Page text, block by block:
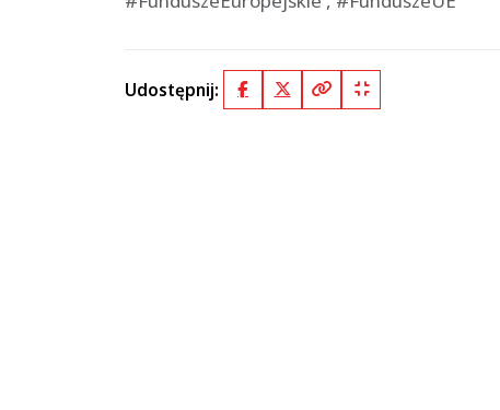
Udostępnij: FacebookX (Twitter)
Kopiuj pełny link
Kopiuj krótki link